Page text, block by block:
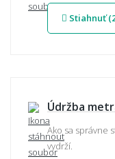
Stiahnuť
Údržba
Ako sa správne
vydrží.